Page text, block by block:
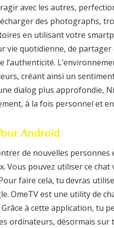
avec les autres,
des photographs,
en utilisant votre
quotidienne, de partager
créant ainsi un
dialog plus approfondie,
à la fois personnel et
Android
de nouvelles
Vous pouvez utiliser ce
faire cela, tu devras
OmeTV est une utility de
à cette application, tu
ordinateurs, désormais sur